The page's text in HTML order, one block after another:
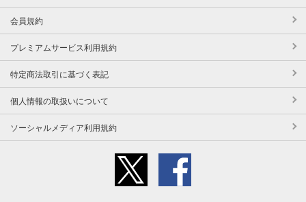
会員規約
プレミアムサービス利用規約
特定商法取引に基づく表記
個人情報の取扱いについて
ソーシャルメディア利用規約